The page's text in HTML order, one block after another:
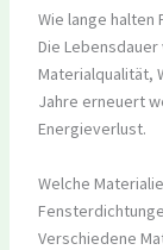
Wie lange halten
Die
Materialqualität,
Jahre erneuert
Energieverlust.
Welche
Verschiedene